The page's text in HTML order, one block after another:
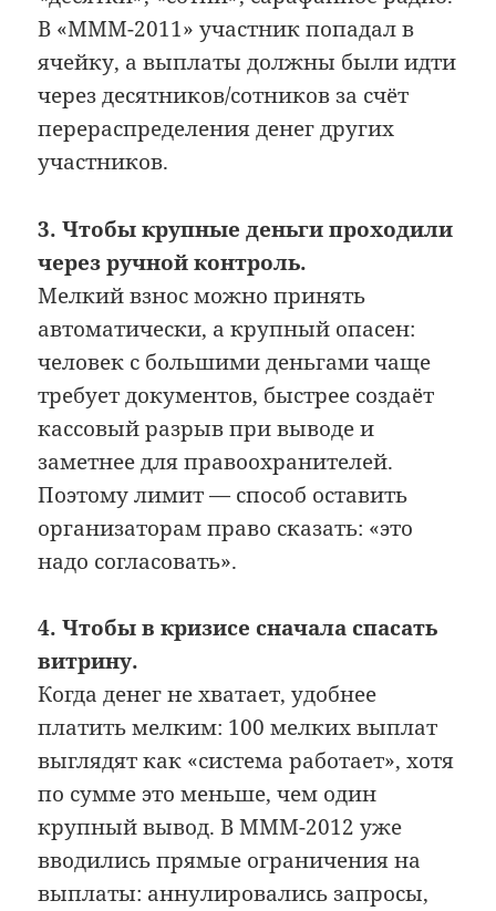
В «МММ-2011» участник попадал в
ячейку, а выплаты должны были идти
через десятников/сотников за счёт
перераспределения денег других
участников.
3. Чтобы крупные деньги проходили
через ручной контроль.
Мелкий взнос можно принять
автоматически, а крупный опасен:
человек с большими деньгами чаще
требует документов, быстрее создаёт
кассовый разрыв при выводе и
заметнее для правоохранителей.
Поэтому лимит — способ оставить
организаторам право сказать: «это
надо согласовать».
4. Чтобы в кризисе сначала спасать
витрину.
Когда денег не хватает, удобнее
платить мелким: 100 мелких выплат
выглядят как «система работает», хотя
по сумме это меньше, чем один
крупный вывод. В МММ-2012 уже
вводились прямые ограничения на
выплаты: аннулировались запросы,